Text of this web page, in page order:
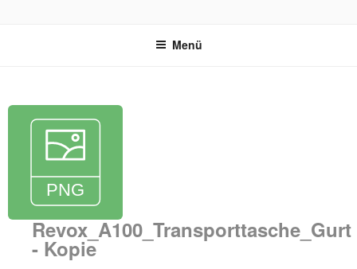
Menü
Revox_A100_Transporttasche_Gurt
- Kopie